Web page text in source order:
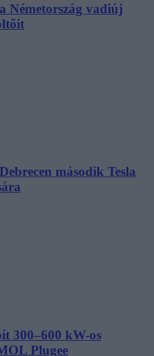
Németország vadiúj
második Tesla
300–600 kW-os
Plugee